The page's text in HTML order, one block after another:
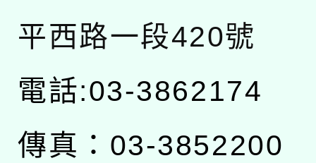
平西路一段420號
電話:03-3862174
傳真：03-3852200